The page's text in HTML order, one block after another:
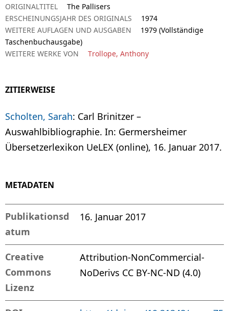
ORIGINALTITEL
The Pallisers
ERSCHEINUNGSJAHR DES ORIGINALS
1974
WEITERE AUFLAGEN UND AUSGABEN
1979 (Vollständige
Taschenbuchausgabe)
WEITERE WERKE VON
Trollope, Anthony
ZITIERWEISE
Scholten, Sarah: Carl Brinitzer –
Auswahlbibliographie. In: Germersheimer
Übersetzerlexikon UeLEX (online), 16. Januar 2017.
METADATEN
Publikationsd
atum
16. Januar 2017
Creative
Commons
Lizenz
Attribution-NonCommercial-
NoDerivs CC BY-NC-ND (4.0)